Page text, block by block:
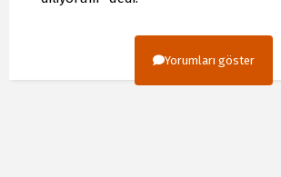
Yorumları göster